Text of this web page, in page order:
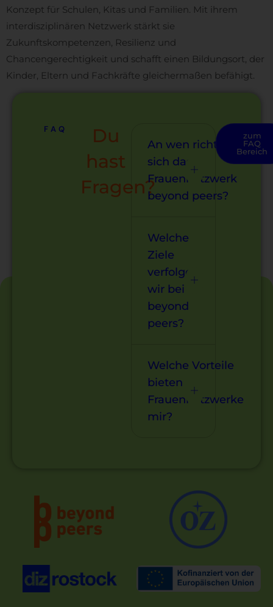
Konzept für Schulen, Kitas und Familien. Mit ihrem
interdisziplinären Netzwerk stärkt sie
Zukunftskompetenzen, Resilienz und
Chancengerechtigkeit und schafft einen Bildungsort, der
Kinder, Eltern und Fachkräfte gleichermaßen befähigt.
FAQ
Du
hast
Fragen?
An wen richtet
sich das
Frauennetzwerk
beyond peers?
Welche
Ziele
verfolgen
wir bei
beyond
peers?
Welche Vorteile
bieten
Frauennetzwerke
mir?
zum
FAQ
Bereich